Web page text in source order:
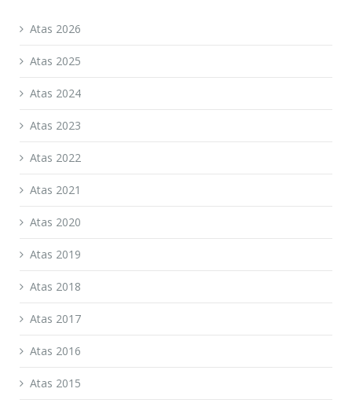
Atas 2026
Atas 2025
Atas 2024
Atas 2023
Atas 2022
Atas 2021
Atas 2020
Atas 2019
Atas 2018
Atas 2017
Atas 2016
Atas 2015